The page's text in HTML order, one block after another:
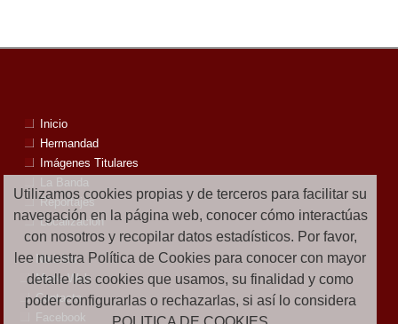
Inicio
Hermandad
Imágenes Titulares
La Banda
Reportajes
Localización
Noticias
Mapa Web
Contacto
Facebook
Utilizamos cookies propias y de terceros para facilitar su
navegación en la página web, conocer cómo interactúas
con nosotros y recopilar datos estadísticos. Por favor,
lee nuestra Política de Cookies para conocer con mayor
detalle las cookies que usamos, su finalidad y como
poder configurarlas o rechazarlas, si así lo considera